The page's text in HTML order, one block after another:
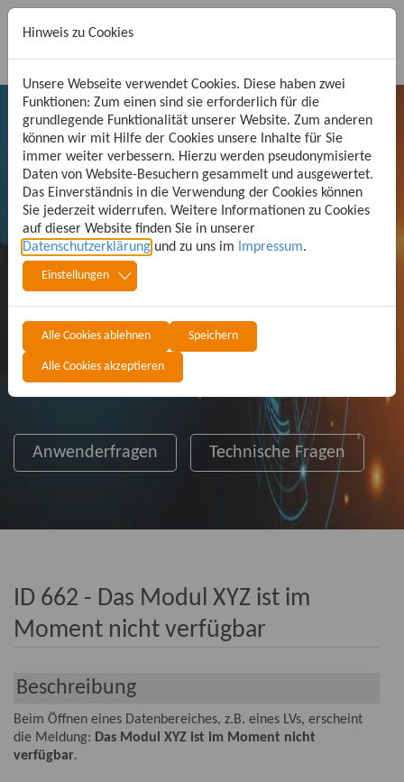
FAQ - Frequently
Asked Questions
häufig gestellte Fragen
Suchen
Anwenderfragen Technische Fragen
ID 662 - Das Modul XYZ ist im
Moment nicht verfügbar
Beschreibung
Beim Öffnen eines Datenbereiches, z.B. eines LVs, erscheint
die Meldung: Das Modul XYZ ist im Moment nicht
verfügbar.
Hinweis zu Cookies
Unsere Webseite verwendet Cookies. Diese haben zwei
Funktionen: Zum einen sind sie erforderlich für die
grundlegende Funktionalität unserer Website. Zum anderen
können wir mit Hilfe der Cookies unsere Inhalte für Sie
immer weiter verbessern. Hierzu werden pseudonymisierte
Daten von Website-Besuchern gesammelt und ausgewertet.
Das Einverständnis in die Verwendung der Cookies können
Sie jederzeit widerrufen. Weitere Informationen zu Cookies
auf dieser Website finden Sie in unserer
Datenschutzerklärung und zu uns im Impressum.
Einstellungen
Alle Cookies ablehnen Speichern
Alle Cookies akzeptieren